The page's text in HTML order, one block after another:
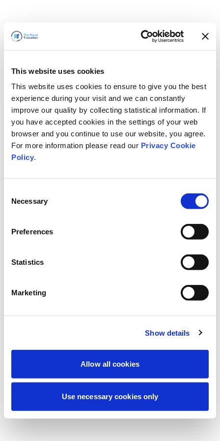
This website uses cookies
This website uses cookies to ensure to give you the best
experience during your visit and we can constantly
improve our quality by collecting statistical information. If
you have accepted cookies in the settings of your web
browser and you continue to use our website, you agree.
For more information please read our Privacy Cookie
Policy.
Selection
Necessary
Preferences
Statistics
Marketing
Show details
Allow all cookies
Use necessary cookies only
Deneyiminizi iyileştirmek için şu anda
planlanmış bakım yapıyoruz. Merak
etmeyin, kısa süre içinde tekrar çevrimiçi